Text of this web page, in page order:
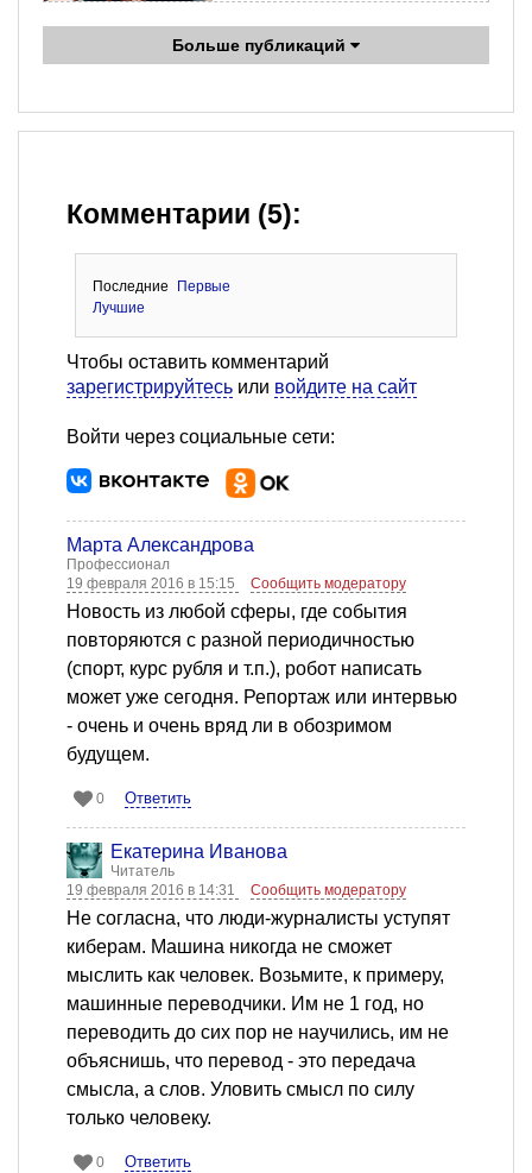
Больше публикаций
Комментарии (5):
Последние
Первые
Лучшие
Чтобы оставить комментарий
зарегистрируйтесь или войдите на сайт
Войти через социальные сети:
Марта Александрова
Профессионал
19 февраля 2016 в 15:15
Сообщить модератору
Новость из любой сферы, где события
повторяются с разной периодичностью
(спорт, курс рубля и т.п.), робот написать
может уже сегодня. Репортаж или интервью
- очень и очень вряд ли в обозримом
будущем.
0 Ответить
Екатерина Иванова
Читатель
19 февраля 2016 в 14:31
Сообщить модератору
Не согласна, что люди-журналисты уступят
киберам. Машина никогда не сможет
мыслить как человек. Возьмите, к примеру,
машинные переводчики. Им не 1 год, но
переводить до сих пор не научились, им не
объяснишь, что перевод - это передача
смысла, а слов. Уловить смысл по силу
только человеку.
0 Ответить